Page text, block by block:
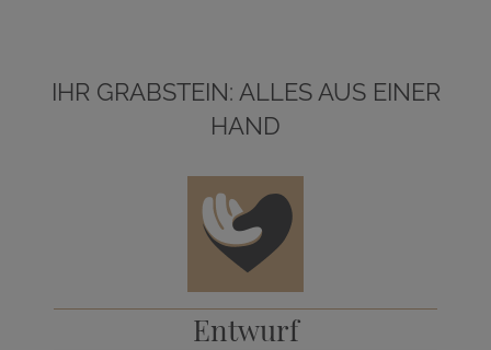
IHR GRABSTEIN: ALLES AUS EINER
HAND
Entwurf